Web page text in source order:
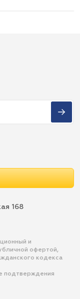
168
и
офертой,
кодекса
подтверждения